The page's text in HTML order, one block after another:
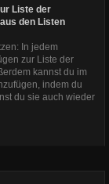
Liste der
den Listen
In jedem
zur Liste der
kannst du im
indem du
du sie auch wieder